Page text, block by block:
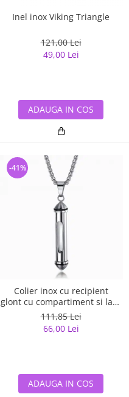
Inel inox Viking Triangle
121,00 Lei
49,00 Lei
ADAUGA IN COS
Colier inox cu recipient
glont cu compartiment si lant
3 x 55 cm
111,85 Lei
66,00 Lei
-41%
ADAUGA IN COS